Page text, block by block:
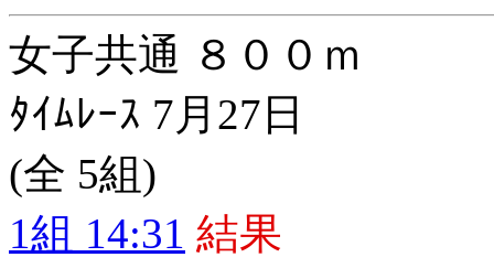
女子共通 ８００ｍ
ﾀｲﾑﾚｰｽ 7月27日
(全 5組)
1組 14:31 結果